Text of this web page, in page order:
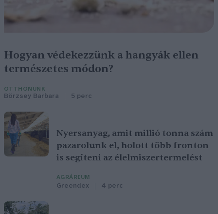
Hogyan védekezzünk a hangyák ellen
természetes módon?
OTTHONUNK
Börzsey Barbara 5 perc
Nyersanyag, amit millió tonna szám
pazarolunk el, holott több fronton
is segíteni az élelmiszertermelést
AGRÁRIUM
Greendex 4 perc